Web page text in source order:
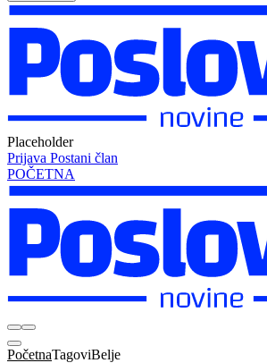
Placeholder
Prijava Postani član
POČETNA
PočetnaTagoviBelje